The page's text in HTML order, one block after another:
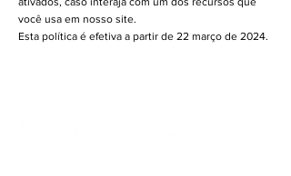
você usa em nosso site.
Esta política é efetiva a partir de 22 março de 2024.